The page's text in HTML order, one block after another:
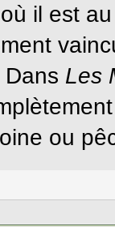
il est au
Les
ou